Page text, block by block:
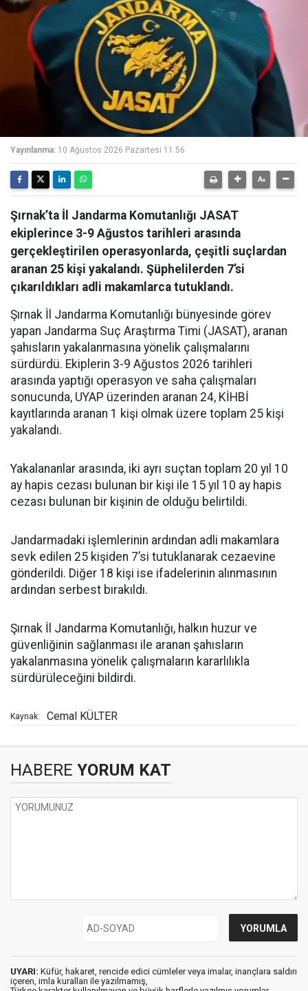
Yayınlanma: 10 Ağustos 2026 Pazartesi 11:56
Şırnak’ta İl Jandarma Komutanlığı JASAT
ekiplerince 3-9 Ağustos tarihleri arasında
gerçekleştirilen operasyonlarda, çeşitli suçlardan
aranan 25 kişi yakalandı. Şüphelilerden 7’si
çıkarıldıkları adli makamlarca tutuklandı.
Şırnak İl Jandarma Komutanlığı bünyesinde görev
yapan Jandarma Suç Araştırma Timi (JASAT), aranan
şahısların yakalanmasına yönelik çalışmalarını
sürdürdü. Ekiplerin 3-9 Ağustos 2026 tarihleri
arasında yaptığı operasyon ve saha çalışmaları
sonucunda, UYAP üzerinden aranan 24, KİHBİ
kayıtlarında aranan 1 kişi olmak üzere toplam 25 kişi
yakalandı.
Yakalananlar arasında, iki ayrı suçtan toplam 20 yıl 10
ay hapis cezası bulunan bir kişi ile 15 yıl 10 ay hapis
cezası bulunan bir kişinin de olduğu belirtildi.
Jandarmadaki işlemlerinin ardından adli makamlara
sevk edilen 25 kişiden 7’si tutuklanarak cezaevine
gönderildi. Diğer 18 kişi ise ifadelerinin alınmasının
ardından serbest bırakıldı.
Şırnak İl Jandarma Komutanlığı, halkın huzur ve
güvenliğinin sağlanması ile aranan şahısların
yakalanmasına yönelik çalışmaların kararlılıkla
sürdürüleceğini bildirdi.
Kaynak: Cemal KÜLTER
HABERE YORUM KAT
UYARI: Küfür, hakaret, rencide edici cümleler veya imalar, inançlara saldırı
içeren, imla kuralları ile yazılmamış,